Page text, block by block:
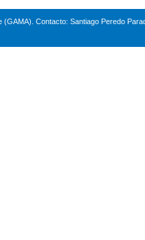
(GAMA). Contacto: Santiago Peredo